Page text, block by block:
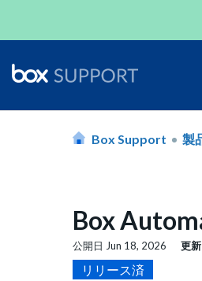
Box Support 製
Box
公開日 Jun 18, 2026 更
リリース済